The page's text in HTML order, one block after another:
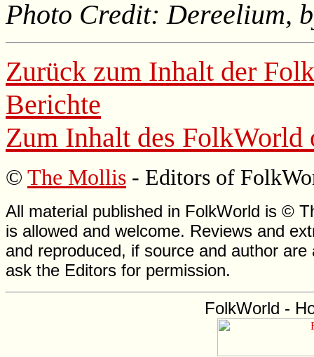
Photo Credit: Dereelium,
Zurück zum Inhalt der
Berichte
Zum Inhalt des FolkWorld
© The Mollis - Editors of
All material published in FolkWorld is ©
is allowed and welcome. Reviews and
and reproduced, if source and author
ask the Editors for permission.
FolkWorld -